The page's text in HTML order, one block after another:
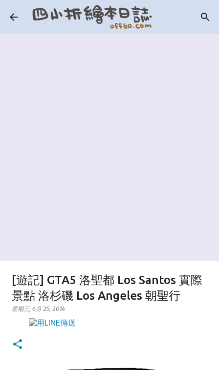
跳到主要內容
[遊記] GTA5 洛聖都 Los Santos 實際
景點 洛杉磯 Los Angeles 朝聖行
星期三, 6月 25, 2014